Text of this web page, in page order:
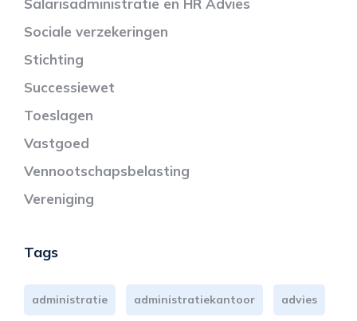
Sociale verzekeringen
Stichting
Successiewet
Toeslagen
Vastgoed
Vennootschapsbelasting
Vereniging
Tags
administratie administratiekantoor advies